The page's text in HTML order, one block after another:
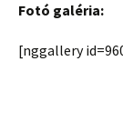
Fotó galéria:
[nggallery